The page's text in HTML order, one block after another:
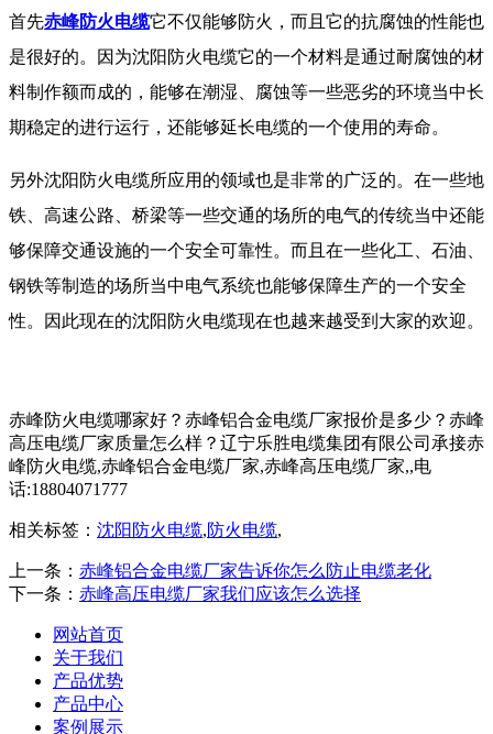
首先赤峰防火电缆它不仅能够防火，而且它的抗腐蚀的性能也
是很好的。因为沈阳防火电缆它的一个材料是通过耐腐蚀的材
料制作额而成的，能够在潮湿、腐蚀等一些恶劣的环境当中长
期稳定的进行运行，还能够延长电缆的一个使用的寿命。
另外沈阳防火电缆所应用的领域也是非常的广泛的。在一些地
铁、高速公路、桥梁等一些交通的场所的电气的传统当中还能
够保障交通设施的一个安全可靠性。而且在一些化工、石油、
钢铁等制造的场所当中电气系统也能够保障生产的一个安全
性。因此现在的沈阳防火电缆现在也越来越受到大家的欢迎。
赤峰防火电缆哪家好？赤峰铝合金电缆厂家报价是多少？赤峰
高压电缆厂家质量怎么样？辽宁乐胜电缆集团有限公司承接赤
峰防火电缆,赤峰铝合金电缆厂家,赤峰高压电缆厂家,,电
话:18804071777
相关标签： 沈阳防火电缆,防火电缆,
上一条： 赤峰铝合金电缆厂家告诉你怎么防止电缆老化
下一条： 赤峰高压电缆厂家我们应该怎么选择
网站首页
关于我们
产品优势
产品中心
案例展示